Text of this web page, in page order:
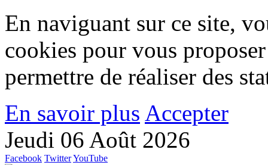
En naviguant sur ce site,
cookies pour vous
permettre de réaliser des
En savoir plus Accepter
Jeudi 06 Août 2026
Facebook TwitterYouTube